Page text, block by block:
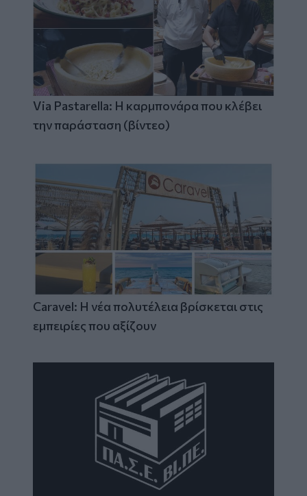
Via Pastarella: Η καρμπονάρα που κλέβει
την παράσταση (βίντεο)
Caravel: Η νέα πολυτέλεια βρίσκεται στις
εμπειρίες που αξίζουν